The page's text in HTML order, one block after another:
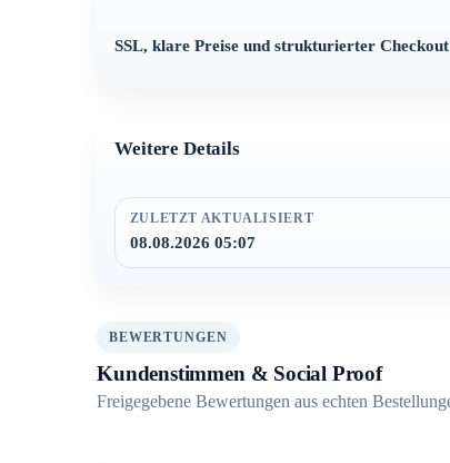
SSL, klare Preise und strukturierter Checkout
Weitere Details
ZULETZT AKTUALISIERT
08.08.2026 05:07
BEWERTUNGEN
Kundenstimmen & Social Proof
Freigegebene Bewertungen aus echten